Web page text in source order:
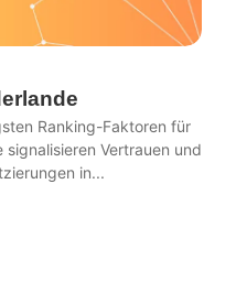
Ranking-Faktoren für
signalisieren Vertrauen und
in...